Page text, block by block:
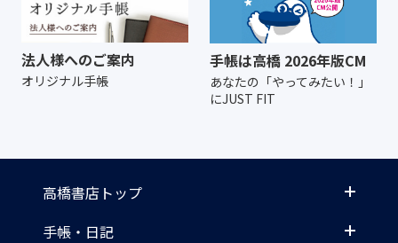
法人様へのご案内
オリジナル手帳
手帳は高橋 2026年版CM
あなたの「やってみたい！」
にJUST FIT
高橋書店トップ
手帳・日記